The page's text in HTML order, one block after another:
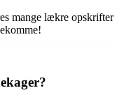
mange lækre opskrifter